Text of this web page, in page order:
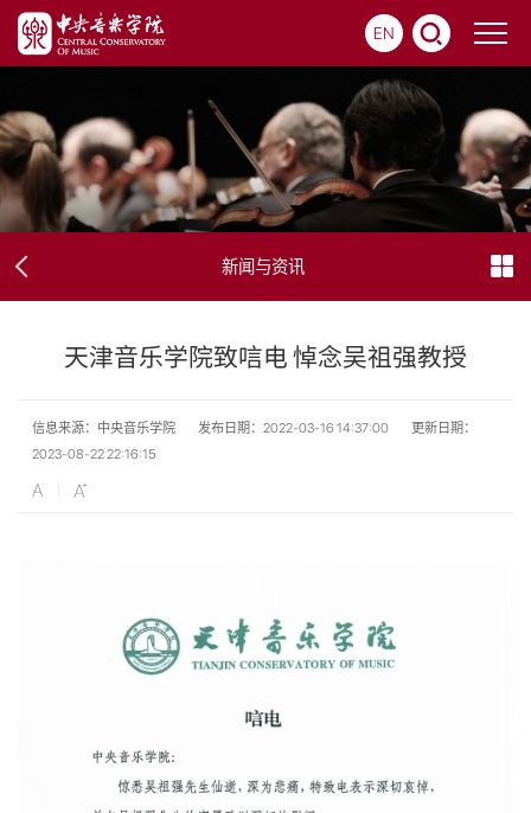
EN
新闻与资讯
天津音乐学院致唁电 悼念吴祖强教授
信息来源：中央音乐学院 发布日期：2022-03-16 14:37:00
更新日期：
2023-08-22 22:16:15